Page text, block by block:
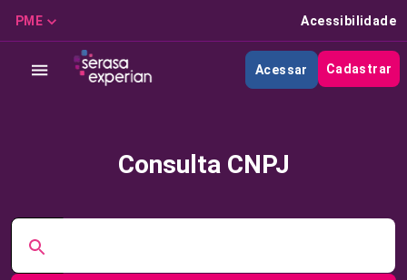
PME Acessibilidade
Acessar Cadastrar
Consulta CNPJ